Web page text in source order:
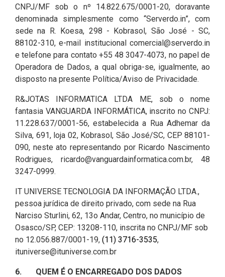
CNPJ/MF sob o nº 14.822.675/0001-20, doravante
denominada simplesmente como “Serverdo.in”, com
sede na R. Koesa, 298 - Kobrasol, São José - SC,
88102-310, e-mail institucional comercial@serverdo.in
e telefone para contato +55 48 3047-4073, no papel de
Operadora de Dados, a qual obriga-se, igualmente, ao
disposto na presente Política/Aviso de Privacidade.
R&JOTAS INFORMATICA LTDA ME, sob o nome
fantasia VANGUARDA INFORMÁTICA, inscrito no CNPJ:
11.228.637/0001-56, estabelecida a Rua Adhemar da
Silva, 691, loja 02, Kobrasol, São José/SC, CEP 88101-
090, neste ato representando por Ricardo Nascimento
Rodrigues, ricardo@vanguardainformatica.com.br, 48
3247-0999.
IT UNIVERSE TECNOLOGIA DA INFORMAÇÃO LTDA.,
pessoa jurídica de direito privado, com sede na Rua
Narciso Sturlini, 62, 13o Andar, Centro, no município de
Osasco/SP, CEP: 13208-110, inscrita no CNPJ/MF sob
no 12.056.887/0001-19, (11) 3716-3535,
ituniverse@ituniverse.com.br
6. QUEM É O ENCARREGADO DOS DADOS